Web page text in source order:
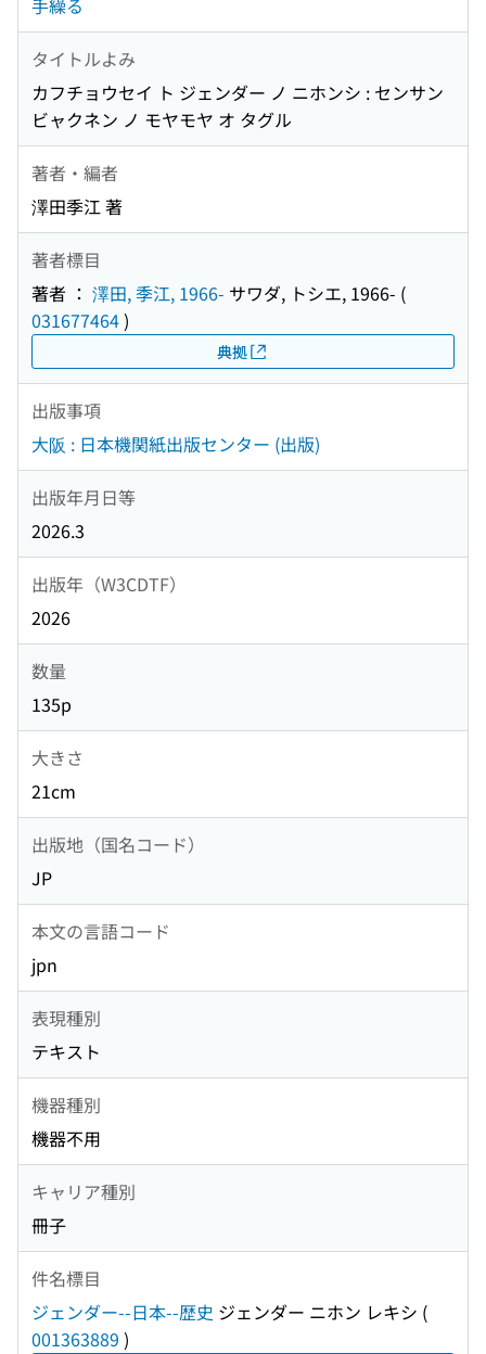
手繰る
タイトルよみ
カフチョウセイ ト ジェンダー ノ ニホンシ : センサン
ビャクネン ノ モヤモヤ オ タグル
著者・編者
澤田季江 著
著者標目
著者 ： 澤田, 季江, 1966- サワダ, トシエ, 1966- (
031677464)
典拠
出版事項
大阪 : 日本機関紙出版センター (出版)
出版年月日等
2026.3
出版年（W3CDTF）
2026
数量
135p
大きさ
21cm
出版地（国名コード）
JP
本文の言語コード
jpn
表現種別
テキスト
機器種別
機器不用
キャリア種別
冊子
件名標目
ジェンダー--日本--歴史 ジェンダー ニホン レキシ (
001363889 )